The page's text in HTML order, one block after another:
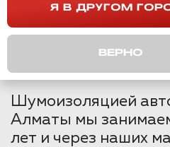
Шумоизоляцией
Алматы мы
лет и через наших
Я В ДРУГОМ
ВЕРНО